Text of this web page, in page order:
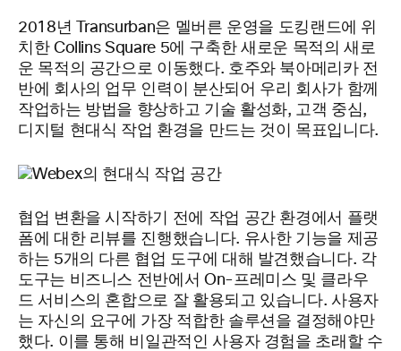
2018년 Transurban은 멜버른 운영을 도킹랜드에 위
치한 Collins Square 5에 구축한 새로운 목적의 새로
운 목적의 공간으로 이동했다. 호주와 북아메리카 전
반에 회사의 업무 인력이 분산되어 우리 회사가 함께
작업하는 방법을 향상하고 기술 활성화, 고객 중심,
디지털 현대식 작업 환경을 만드는 것이 목표입니다.
협업 변환을 시작하기 전에 작업 공간 환경에서 플랫
폼에 대한 리뷰를 진행했습니다. 유사한 기능을 제공
하는 5개의 다른 협업 도구에 대해 발견했습니다. 각
도구는 비즈니스 전반에서 On-프레미스 및 클라우
드 서비스의 혼합으로 잘 활용되고 있습니다. 사용자
는 자신의 요구에 가장 적합한 솔루션을 결정해야만
했다. 이를 통해 비일관적인 사용자 경험을 초래할 수